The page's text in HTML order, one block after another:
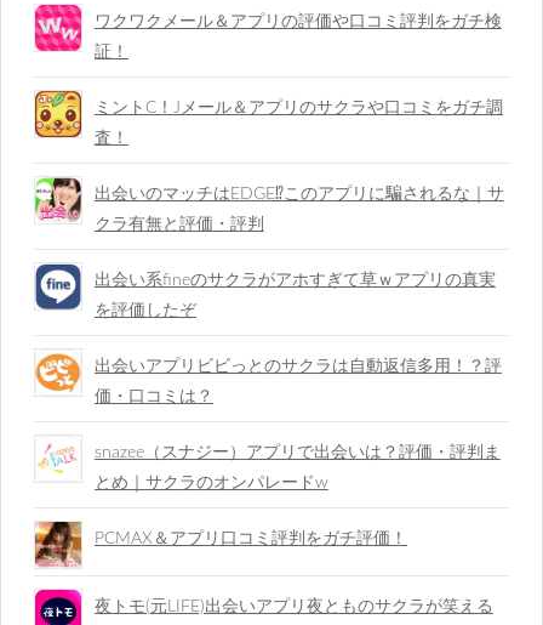
ワクワクメール＆アプリの評価や口コミ評判をガチ検
証！
ミントC！Jメール＆アプリのサクラや口コミをガチ調
査！
出会いのマッチはEDGE⁉︎このアプリに騙されるな｜サ
クラ有無と評価・評判
出会い系fineのサクラがアホすぎて草ｗアプリの真実
を評価したぞ
出会いアプリビビっとのサクラは自動返信多用！？評
価・口コミは？
snazee（スナジー）アプリで出会いは？評価・評判ま
とめ｜サクラのオンパレードw
PCMAX＆アプリ口コミ評判をガチ評価！
夜トモ(元LIFE)出会いアプリ夜とものサクラが笑える